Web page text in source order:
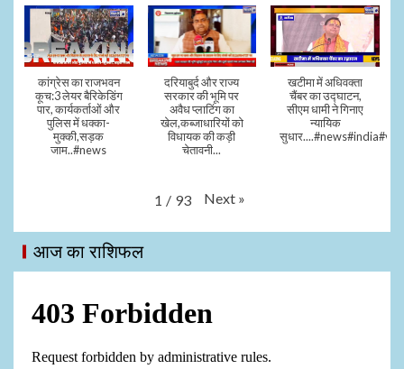
कांग्रेस का राजभवन
कूच:3 लेयर बैरिकेडिंग
पार, कार्यकर्ताओं और
पुलिस में धक्का-
मुक्की,सड़क
जाम..#news
दरियाबुर्द और राज्य
सरकार की भूमि पर
अवैध प्लाटिंग का
खेल,कब्जाधारियों को
विधायक की कड़ी
चेतावनी...
खटीमा में अधिवक्ता
चैंबर का उद्घाटन,
सीएम धामी ने गिनाए
न्यायिक
1 / 93 Next »
आज का राशिफल